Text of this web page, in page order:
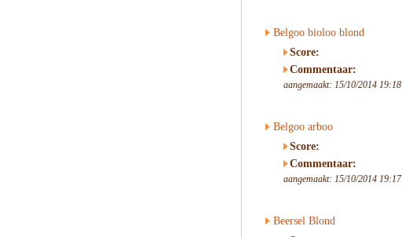
Belgoo bioloo blond
Score:
Commentaar:
aangemaakt: 15/10/2014 19:18
Belgoo arboo
Score:
Commentaar:
aangemaakt: 15/10/2014 19:17
Beersel Blond